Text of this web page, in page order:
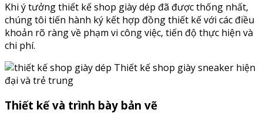
Khi ý tưởng thiết kế shop giày dép đã được thống nhất,
chúng tôi tiến hành ký kết hợp đồng thiết kế với các điều
khoản rõ ràng về phạm vi công việc, tiến độ thực hiện và
chi phí.
Thiết kế shop giày sneaker hiện
đại và trẻ trung
Thiết kế và trình bày bản vẽ